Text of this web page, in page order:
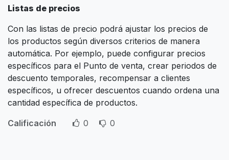
Listas de precios
Con las listas de precio podrá ajustar los precios de
los productos según diversos criterios de manera
automática. Por ejemplo, puede configurar precios
específicos para el Punto de venta, crear periodos de
descuento temporales, recompensar a clientes
específicos, u ofrecer descuentos cuando ordena una
cantidad específica de productos.
Calificación
0 0